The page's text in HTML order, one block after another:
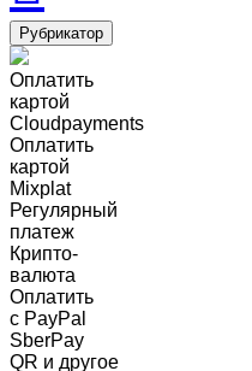
Рубрикатор
Оплатить
картой
Cloudpayments
Оплатить
картой
Mixplat
Регулярный
платеж
Крипто-
валюта
Оплатить
c PayPal
SberPay
QR и другое